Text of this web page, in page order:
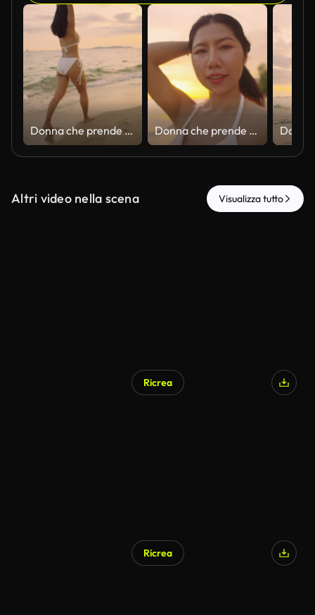
Donna che prende il sole e si rilassa vicino alla costa Donna che prende il sole e si rilassa vicino alla costa
Altri video nella scena Visualizza tutto
Ricrea
Ricrea